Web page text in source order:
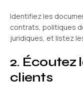
Identifiez les
contrats, politiques
juridiques, et listez
2. Écoutez
clients